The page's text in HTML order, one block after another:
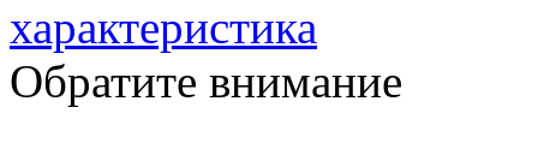
характеристика
Обратите внимание